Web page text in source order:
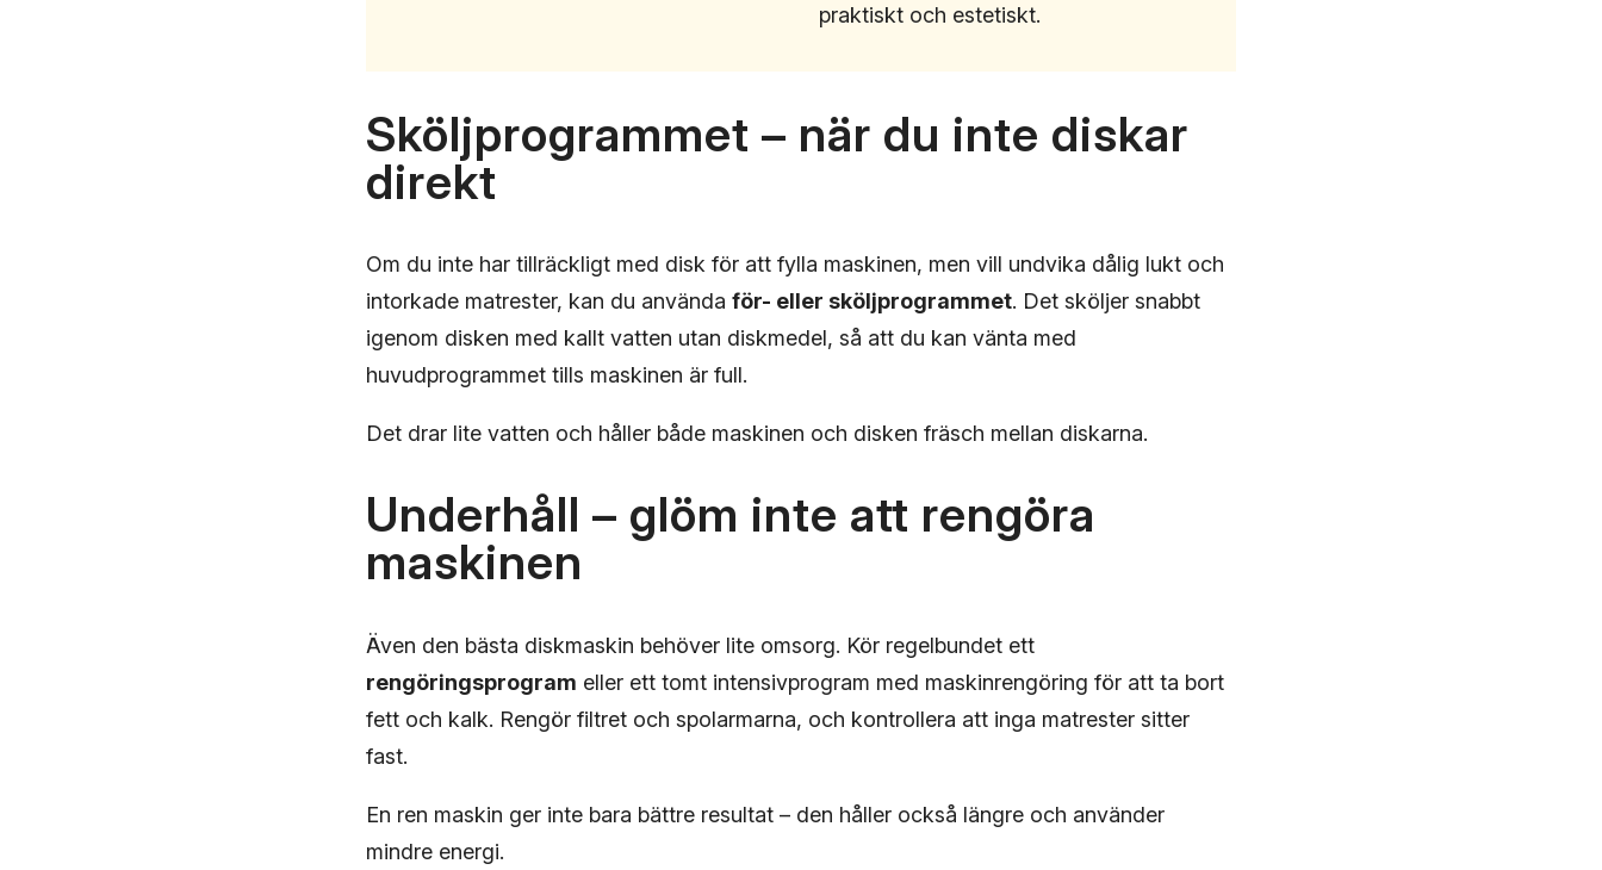
praktiskt och estetiskt.
Sköljprogrammet – när du inte diskar
direkt
Om du inte har tillräckligt med disk för att fylla maskinen, men vill undvika dålig lukt och
intorkade matrester, kan du använda för- eller sköljprogrammet. Det sköljer snabbt
igenom disken med kallt vatten utan diskmedel, så att du kan vänta med
huvudprogrammet tills maskinen är full.
Det drar lite vatten och håller både maskinen och disken fräsch mellan diskarna.
Underhåll – glöm inte att rengöra
maskinen
Även den bästa diskmaskin behöver lite omsorg. Kör regelbundet ett
rengöringsprogram eller ett tomt intensivprogram med maskinrengöring för att ta bort
fett och kalk. Rengör filtret och spolarmarna, och kontrollera att inga matrester sitter
fast.
En ren maskin ger inte bara bättre resultat – den håller också längre och använder
mindre energi.